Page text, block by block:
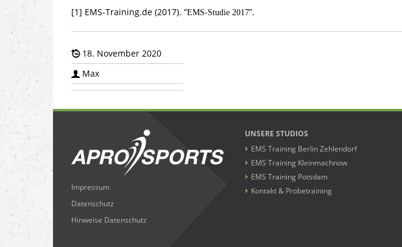
[1] EMS-Training.de (2017). “EMS-Studie 2017”.
18. November 2020
Max
Impressum
Datenschutz
Hinweise Datenschutz
UNSERE STUDIOS
EMS Training Berlin Zehlendorf
EMS Training Kleinmachnow
EMS Training Potsdam
Kontakt & Probetraining